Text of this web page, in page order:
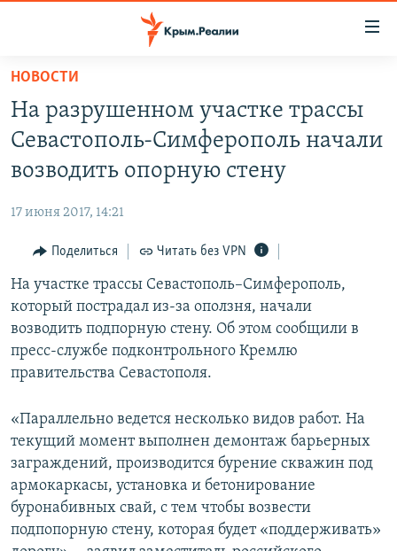
Вернуться
основному
содержанию
главной
Вернутся
поиску
СПЕЦПРОЕКТЫ
11 ЛЕТ ОККУПАЦИИ КРЫМА. 11 ИСТОРИЙ СОПРОТИВЛЕНИЯ
ЕЩЕ
ИНТЕРАКТИВ
ИНФОГРАФИКА
ТЕЛЕПРОЕКТ КРЫМ.РЕАЛИИ
СОВЕТЫ ПРАВОЗАЩИТНИКОВ
ПРОПАВШИЕ БЕЗ ВЕСТИ
ПОБЕДИТЕЛЕЙ НЕ СУДЯТ?
КРЫМ.НЕПОКОРЕННЫЙ
УКРАИНСКАЯ ПРОБЛЕМА КРЫМА
РАДІО СВОБОДА
КАК ОБОЙТИ БЛОКИРОВКУ
Українською
Qırımtatar
ПРИСОЕДИНЯЙТЕСЬ!
Все сайты RFE/RL
НОВОСТИ
На разрушенном участке трассы
Севастополь-Симферополь начали
возводить опорную стену
17 июня 2017, 14:21
Поделиться Читать без VPN
На участке трассы Севастополь–Симферополь,
который пострадал из-за оползня, начали
возводить подпорную стену. Об этом сообщили в
пресс-службе подконтрольного Кремлю
правительства Севастополя.
«Параллельно ведется несколько видов работ. На
текущий момент выполнен демонтаж барьерных
заграждений, производится бурение скважин под
армокаркасы, установка и бетонирование
буронабивных свай, с тем чтобы возвести
подпопорную стену, которая будет «поддерживать»